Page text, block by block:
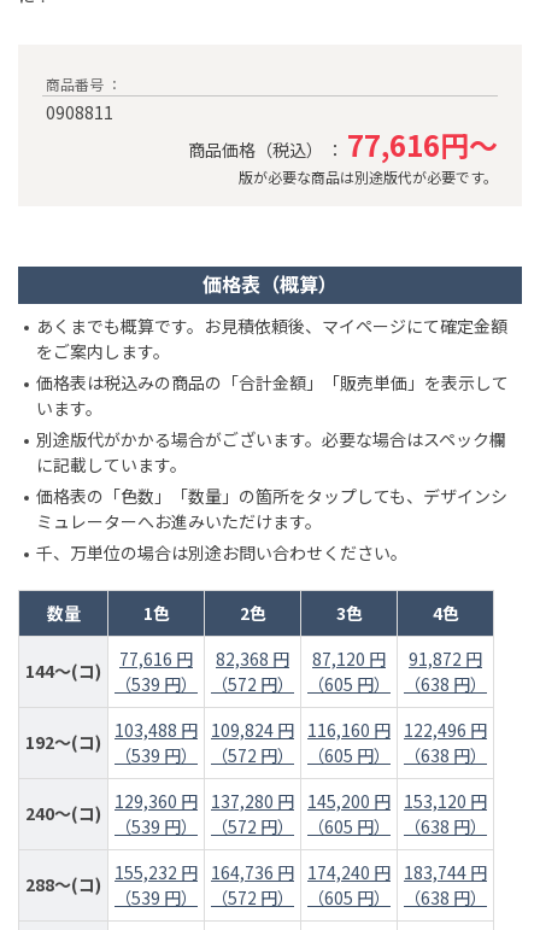
商品番号 ：
0908811
商品価格（税込） ： 77,616円～
版が必要な商品は別途版代が必要です。
価格表（概算）
あくまでも概算です。お見積依頼後、マイページにて確定金額
をご案内します。
価格表は税込みの商品の「合計金額」「販売単価」を表示して
います。
別途版代がかかる場合がございます。必要な場合はスペック欄
に記載しています。
価格表の「色数」「数量」の箇所をタップしても、デザインシ
ミュレーターへお進みいただけます。
千、万単位の場合は別途お問い合わせください。
数量 1色 2色 3色 4色
144～(コ)
77,616 円
（539 円）
82,368 円
（572 円）
87,120 円
（605 円）
91,872 円
（638 円）
192～(コ)
103,488 円
（539 円）
109,824 円
（572 円）
116,160 円
（605 円）
122,496 円
（638 円）
240～(コ)
129,360 円
（539 円）
137,280 円
（572 円）
145,200 円
（605 円）
153,120 円
（638 円）
288～(コ)
155,232 円
（539 円）
164,736 円
（572 円）
174,240 円
（605 円）
183,744 円
（638 円）